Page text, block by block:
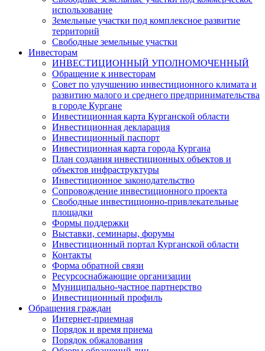
использование
Земельные участки под комплексное развитие
территорий
Свободные земельные участки
Инвесторам
ИНВЕСТИЦИОННЫЙ УПОЛНОМОЧЕННЫЙ
Обращение к инвесторам
Совет по улучшению инвестиционного климата и
развитию малого и среднего предпринимательства
в городе Кургане
Инвестиционная карта Курганской области
Инвестиционная декларация
Инвестиционный паспорт
Инвестиционная карта города Кургана
План создания инвестиционных объектов и
объектов инфраструктуры
Инвестиционное законодательство
Сопровождение инвестиционного проекта
Свободные инвестиционно-привлекательные
площадки
Формы поддержки
Выставки, семинары, форумы
Инвестиционный портал Курганской области
Контакты
Форма обратной связи
Ресурсоснабжающие организации
Муниципально-частное партнерство
Инвестиционный профиль
Обращения граждан
Интернет-приемная
Порядок и время приема
Порядок обжалования